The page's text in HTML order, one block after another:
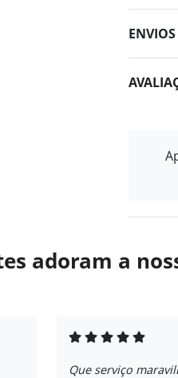
adoram a
Que serviço